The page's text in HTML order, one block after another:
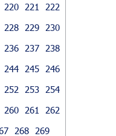
220 221
222
228 229
230
236 237
238
244 245
246
252 253
254
260 261
262
268 269